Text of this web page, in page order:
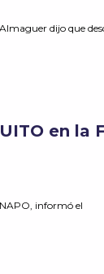
dijo que
en la
informó el